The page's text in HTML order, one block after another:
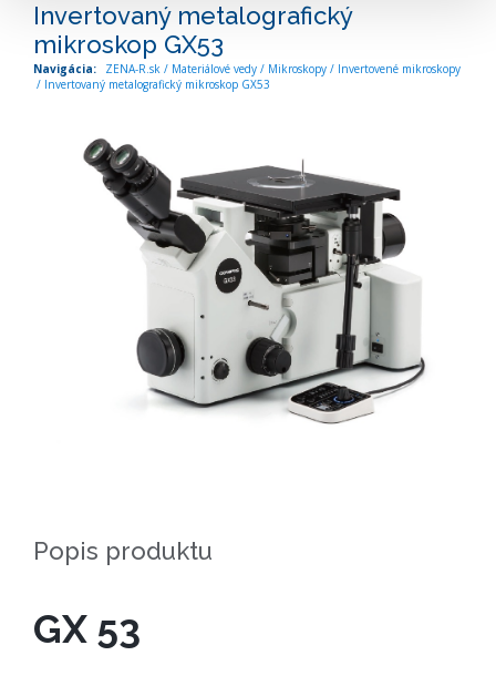
Invertovaný metalografický
mikroskop GX53
ZENA-R.sk / Materiálové vedy / Mikroskopy / Invertovené mikroskopy
/ Invertovaný metalografický mikroskop GX53
Popis produktu
GX 53